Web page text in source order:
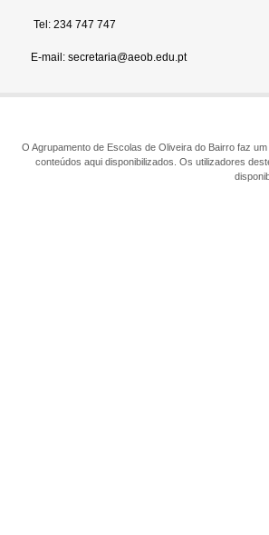
Tel: 234 747 747
E-mail: secretaria@aeob.edu.pt
O Agrupamento de Escolas de Oliveira do Bairro faz
conteúdos aqui disponibilizados. Os utilizadores